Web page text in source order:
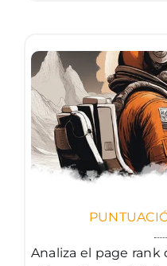
Analiza el page